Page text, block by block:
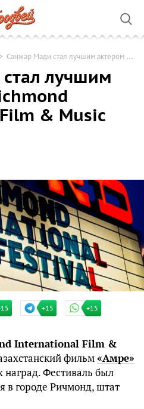
Санжар Мади стал лучшим актером на Richmond International Film & Music Festival
лучшим
& Music
+15 +15
International Film &
фильм«Амре»
наград. Фестиваль был
в городе Ричмонд, штат